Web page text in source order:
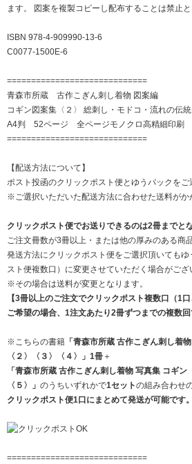
ます。 図案を複製コピーし配布することは禁止と
ISBN 978-4-909990-13-6
C0077-1500E-6
=============================
青森市所蔵 古作こぎん刺し着物 図案編
コギン図案集〈２〉 総刺し・モドコ・流れの伝
A4判 52ページ 全ページモノクロ高精細印刷
=============================
【配送方法について】
ポスト投函のクリックポスト便とゆうパックをご
※ご選択いただいた配送方法に合わせた送料がか
クリックポスト便でお送りできるのは2冊までと
ご注文冊数が3冊以上・または他の厚みのある商
発送方法にクリックポスト便をご選択頂いても
スト便複数口）に変更させていただく場合がござ
※その場合は送料が変更となります。
【3冊以上のご注文でクリックポスト複数口（1
ご希望の場合、1注文あたり2冊ずつまでの複数回
※こちらの書籍 「青森市所蔵 古作こぎん刺し着
〈２〉
〈３〉 〈４〉 」1冊 ＋
「青森市所蔵 古作こぎん刺し着物 写真集 コギン
〈５〉
」 のうちいずれかで1セットの組み合わせ
クリックポスト便1口にまとめて発送が可能です。
=============================